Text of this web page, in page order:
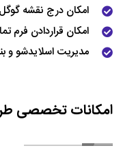
امکان درج نقشه
امکان قراردادن فرم
مدیریت اسلایدشو و
امکانات تخصصی